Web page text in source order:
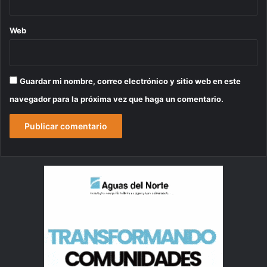
Web
Guardar mi nombre, correo electrónico y sitio web en este
navegador para la próxima vez que haga un comentario.